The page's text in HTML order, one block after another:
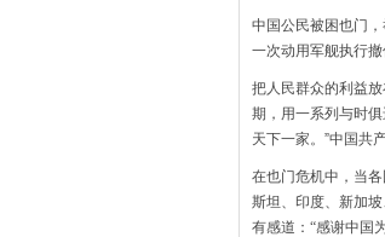
中国公民被困也门
一次动用军舰执行
把人民群众的利益
期，用一系列与时
天下一家。”中国共
在也门危机中，当
斯坦、印度、新加
有感道：“感谢中国